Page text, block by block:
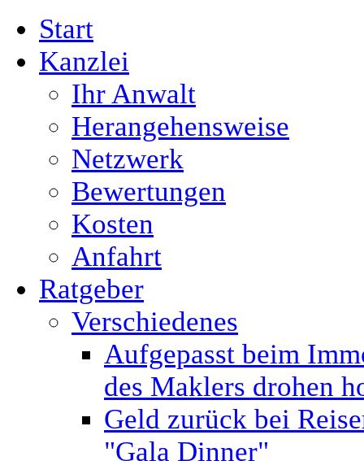
Start
Kanzlei
Ihr Anwalt
Herangehensweise
Netzwerk
Bewertungen
Kosten
Anfahrt
Ratgeber
Verschiedenes
Aufgepasst beim
des Maklers drohen
Geld zurück bei
"Gala Dinner"